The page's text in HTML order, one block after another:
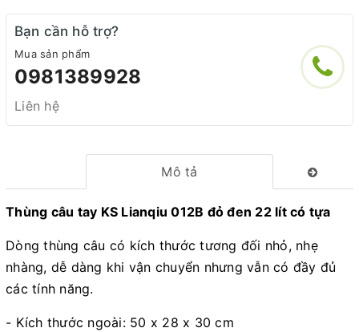
Bạn cần hỗ trợ?
Mua sản phẩm
0981389928
Liên hệ
Mô tả
Thùng câu tay KS Lianqiu 012B đỏ đen 22 lít có tựa
Dòng thùng câu có kích thước tương đối nhỏ, nhẹ
nhàng, dễ dàng khi vận chuyển nhưng vẫn có đầy đủ
các tính năng.
- Kích thước ngoài: 50 x 28 x 30 cm